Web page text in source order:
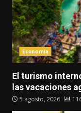
Economía
El turismo
las vacaciones
5 agosto, 2026